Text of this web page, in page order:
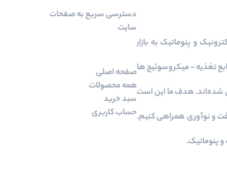
و پنوماتیک به بازار
- منابع تغذیه - میکروسوئیچ ها
شده‌اند. هدف ما این است
و نوآوری همراهی کنیم.
پنوماتیک.
دسترسی‌ سریع به صفحات
سایت
صفحه اصلی
همه محصولات
سبد خرید
حساب کاربری